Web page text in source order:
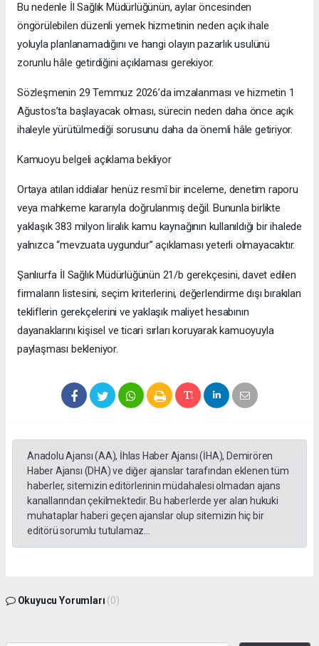
Bu nedenle İl Sağlık Müdürlüğünün, aylar öncesinden
öngörülebilen düzenli yemek hizmetinin neden açık ihale
yoluyla planlanamadığını ve hangi olayın pazarlık usulünü
zorunlu hâle getirdiğini açıklaması gerekiyor.
Sözleşmenin 29 Temmuz 2026’da imzalanması ve hizmetin 1
Ağustos’ta başlayacak olması, sürecin neden daha önce açık
ihaleyle yürütülmediği sorusunu daha da önemli hâle getiriyor.
Kamuoyu belgeli açıklama bekliyor
Ortaya atılan iddialar henüz resmî bir inceleme, denetim raporu
veya mahkeme kararıyla doğrulanmış değil. Bununla birlikte
yaklaşık 383 milyon liralık kamu kaynağının kullanıldığı bir ihalede
yalnızca “mevzuata uygundur” açıklaması yeterli olmayacaktır.
Şanlıurfa İl Sağlık Müdürlüğünün 21/b gerekçesini, davet edilen
firmaların listesini, seçim kriterlerini, değerlendirme dışı bırakılan
tekliflerin gerekçelerini ve yaklaşık maliyet hesabının
dayanaklarını kişisel ve ticari sırları koruyarak kamuoyuyla
paylaşması bekleniyor.
Anadolu Ajansı (AA), İhlas Haber Ajansı (İHA), Demirören
Haber Ajansı (DHA) ve diğer ajanslar tarafından eklenen tüm
haberler, sitemizin editörlerinin müdahalesi olmadan ajans
kanallarından çekilmektedir. Bu haberlerde yer alan hukuki
muhataplar haberi geçen ajanslar olup sitemizin hiç bir
editörü sorumlu tutulamaz...
Okuyucu Yorumları (0)